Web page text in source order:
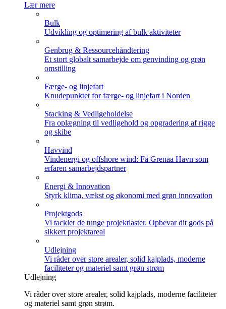
Lær mere
Bulk
Udvikling og optimering af bulk aktiviteter
Genbrug & Ressourcehåndtering
Et stort globalt samarbejde om genvinding og grøn
omstilling
Færge- og linjefart
Knudepunktet for færge- og linjefart i Norden
Stacking & Vedligeholdelse
Fra oplægning til vedligehold og opgradering af rigge
og skibe
Havvind
Vindenergi og offshore wind: Få Grenaa Havn som
erfaren samarbejdspartner
Energi & Innovation
Styrk klima, vækst og økonomi med grøn innovation
Projektgods
Vi tackler de tunge projektlaster. Opbevar dit gods på
sikkert projektareal
Udlejning
Vi råder over store arealer, solid kajplads, moderne
faciliteter og materiel samt grøn strøm
Udlejning
Vi råder over store arealer, solid kajplads, moderne faciliteter
og materiel samt grøn strøm.